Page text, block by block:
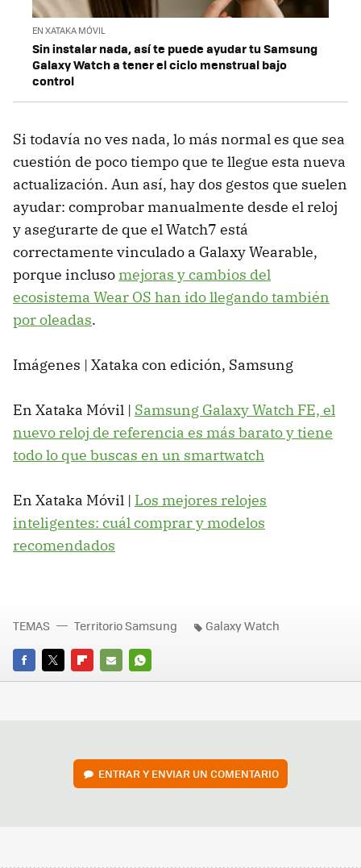
EN XATAKA MÓVIL
Sin instalar nada, así te puede ayudar tu Samsung
Galaxy Watch a tener el ciclo menstrual bajo
control
Si todavía no ves nada, lo más normal es que sea
cuestión de poco tiempo que te llegue esta nueva
actualización. Aun así, hay dos gestos que suelen
ayudar: comprobar manualmente desde el reloj
y asegurarte de que el Watch7 está
correctamente vinculado a Galaxy Wearable,
porque incluso mejoras y cambios del
ecosistema Wear OS han ido llegando también
por oleadas.
Imágenes | Xataka con edición, Samsung
En Xataka Móvil | Samsung Galaxy Watch FE, el
nuevo reloj de referencia es más barato y tiene
todo lo que buscas en un smartwatch
En Xataka Móvil | Los mejores relojes
inteligentes: cuál comprar y modelos
recomendados
FACEBOOK
TWITTERFLIPBOARD
E-
WHATSAPP
TEMAS Territorio Samsung Galaxy Watch
ENTRAR Y ENVIAR UN COMENTARIO